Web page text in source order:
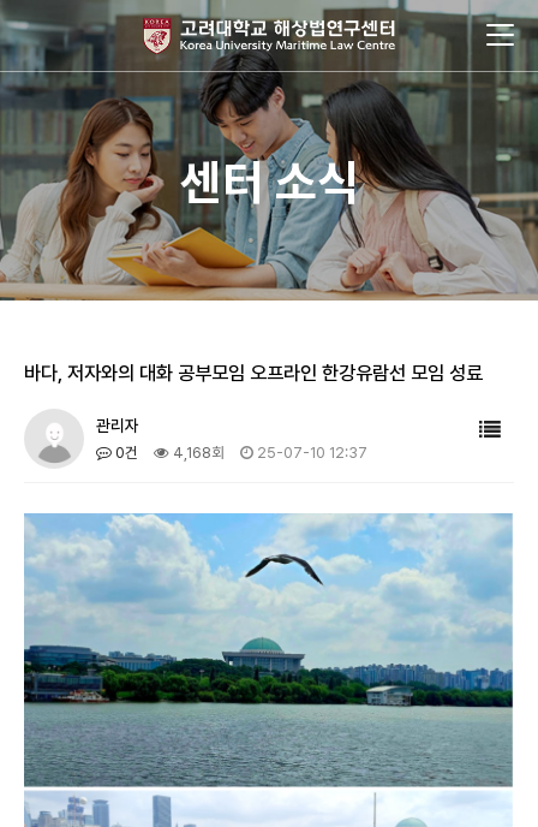
센터 소식
바다, 저자와의 대화 공부모임 오프라인 한강유람선 모임 성료
관리자
0건 4,168회 25-07-10 12:37